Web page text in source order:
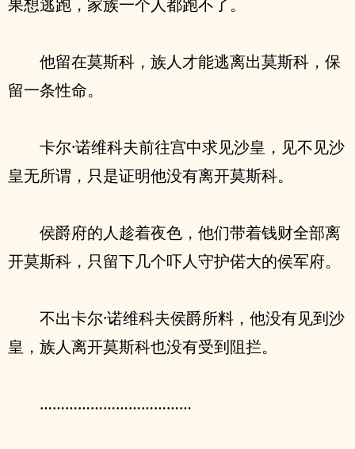
果想逃跑，家族一个人都跑不了。
他留在莫斯科，族人才能逃离出莫斯科，保
留一条性命。
卡尔·诺维科夫前往宫中求见沙皇，见不见沙
皇无所谓，只是证明他没有离开莫斯科。
侯爵府的人趁着夜色，他们带着钱财全部离
开莫斯科，只留下几个吓人守护偌大的侯军府。
不出卡尔·诺维科夫侯爵所料，他没有见到沙
皇，族人离开莫斯科也没有受到阻拦。
………………………………